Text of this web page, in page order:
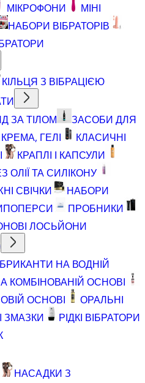
МІКРОФОНИ
МІНІ
НАБОРИ ВІБРАТОРІВ
КІЛЬЦЯ З ВІБРАЦІЄЮ
ЗА ТІЛОМ
ЗАСОБИ ДЛЯ
ГЕЛІ
КЛАСИЧНІ
КРАПЛІ І КАПСУЛИ
ТА СИЛІКОНУ
СВІЧКИ
НАБОРИ
ПОПЕРСИ
ПРОБНИКИ
ЛОСЬЙОНИ
НА ВОДНІЙ
КОМБІНОВАНІЙ ОСНОВІ
ОСНОВІ
ОРАЛЬНІ
ЗМАЗКИ
РІДКІ ВІБРАТОРИ
НАСАДКИ З